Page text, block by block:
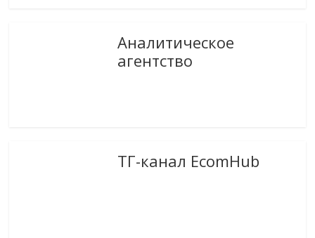
Аналитическое
агентство
ТГ-канал EcomHub